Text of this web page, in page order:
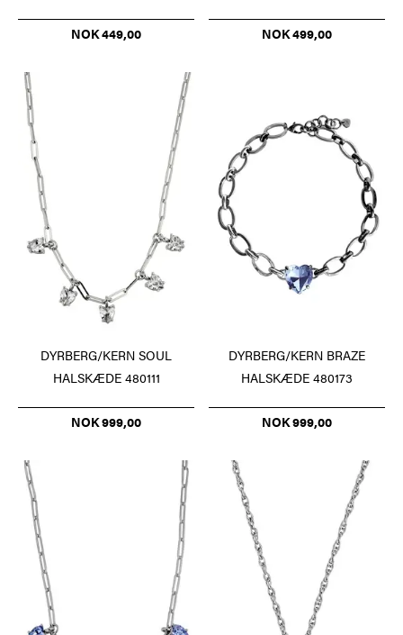
NOK 449,00 NOK 499,00
DYRBERG/KERN SOUL
HALSKÆDE 480111
NOK 999,00
DYRBERG/KERN BRAZE
HALSKÆDE 480173
NOK 999,00